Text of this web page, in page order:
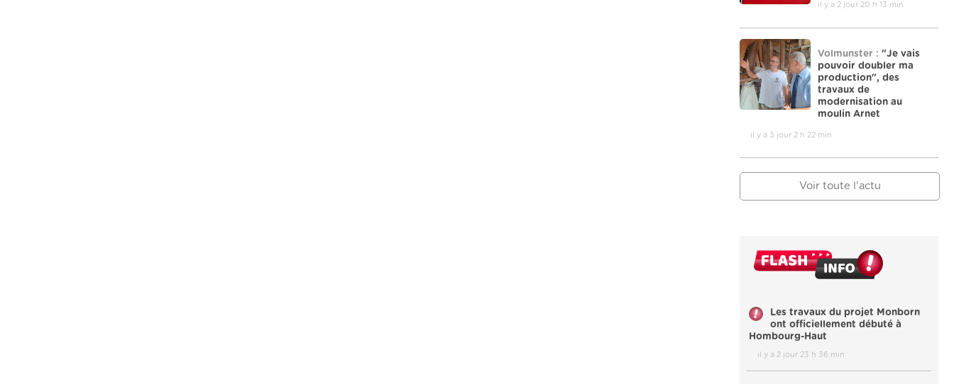
il y a 2 jour 20 h 13 min
Volmunster : "Je vais
pouvoir doubler ma
production", des
travaux de
modernisation au
moulin Arnet
il y a 3 jour 2 h 22 min
Voir toute l'actu
Les travaux du projet Monborn
ont officiellement débuté à
Hombourg-Haut
il y a 2 jour 23 h 36 min